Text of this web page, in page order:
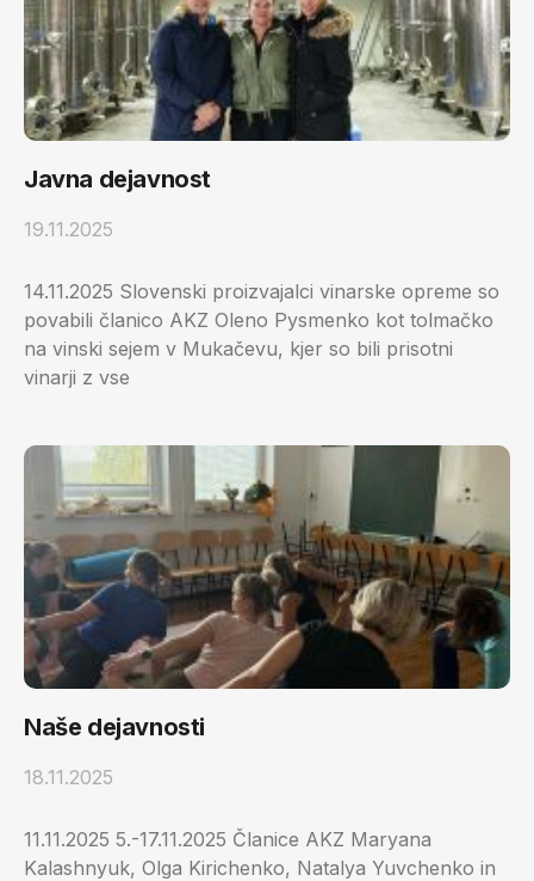
Javna dejavnost
19.11.2025
14.11.2025 Slovenski proizvajalci vinarske opreme so
povabili članico AKZ Oleno Pysmenko kot tolmačko
na vinski sejem v Mukačevu, kjer so bili prisotni
vinarji z vse
Naše dejavnosti
18.11.2025
11.11.2025 5.-17.11.2025 Članice AKZ Maryana
Kalashnyuk, Olga Kirichenko, Natalya Yuvchenko in